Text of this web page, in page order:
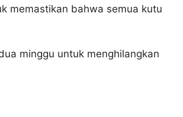
memastikan bahwa semua kutu
minggu untuk menghilangkan